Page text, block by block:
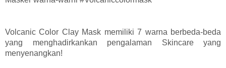
Volcanic Color Clay Mask memiliki 7 warna berbeda-beda
yang menghadirkankan pengalaman Skincare yang
menyenangkan!